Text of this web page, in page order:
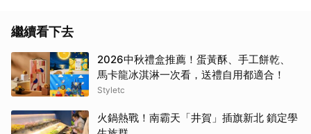
繼續看下去
2026中秋禮盒推薦！蛋黃酥、手工餅乾、
馬卡龍冰淇淋一次看，送禮自用都適合！
Styletc
火鍋熱戰！南霸天「井賀」插旗新北 鎖定學